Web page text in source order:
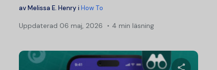
avMelissa E. Henry i How To
Uppdaterad 06 maj, 2026 4 min läsning